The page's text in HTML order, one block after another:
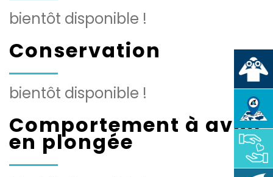
bientôt disponible !
Conservation
bientôt disponible !
Comportement à avoir
en plongée